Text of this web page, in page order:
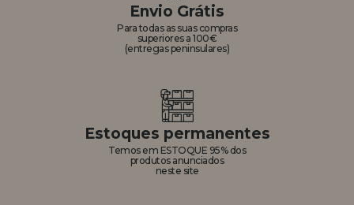
Envio Grátis
Para todas as suas compras
superiores a 100€
(entregas peninsulares)
Estoques permanentes
Temos em ESTOQUE 95% dos
produtos anunciados
neste site